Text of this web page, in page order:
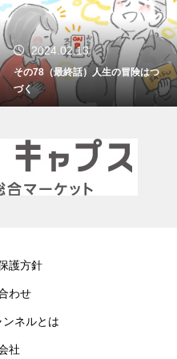
冒険はつ
2024.01.15
その77 振り返れば
護方針
わせ
ネルとは
社